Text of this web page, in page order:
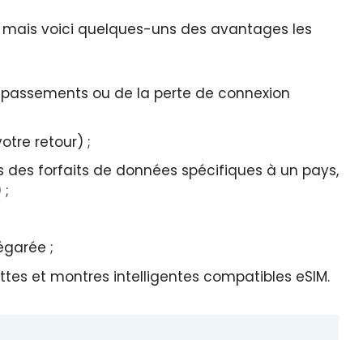
voici quelques-uns des avantages les
ou de la perte de connexion
retour) ;
des forfaits de données spécifiques à un pays,
;
;
et montres intelligentes compatibles eSIM.